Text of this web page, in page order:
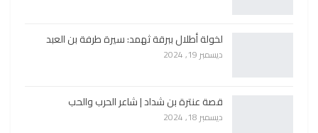
لخولة أطلال ببرقة ثهمد: سيرة طرفة بن العبد
ديسمبر 19, 2024
قصة عنترة بن شداد | شاعر الحرب والحب
ديسمبر 18, 2024